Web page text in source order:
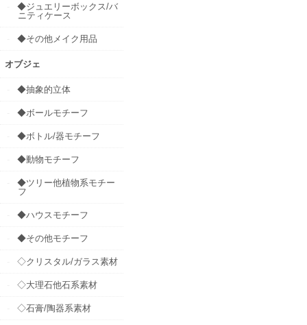
◆ジュエリーボックス/バ
ニティケース
◆その他メイク用品
オブジェ
◆抽象的立体
◆ボールモチーフ
◆ボトル/器モチーフ
◆動物モチーフ
◆ツリー他植物系モチー
フ
◆ハウスモチーフ
◆その他モチーフ
◇クリスタル/ガラス素材
◇大理石他石系素材
◇石膏/陶器系素材